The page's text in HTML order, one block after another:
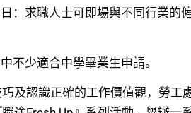
：求職人士可即場與不同行業的
不少適合中學畢業生申請。
及認識正確的工作價值觀，勞工